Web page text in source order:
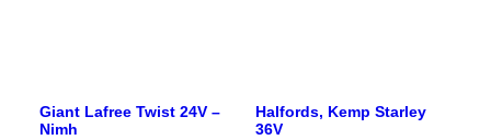
Giant Lafree Twist 24V –
Nimh
Halfords, Kemp Starley
36V